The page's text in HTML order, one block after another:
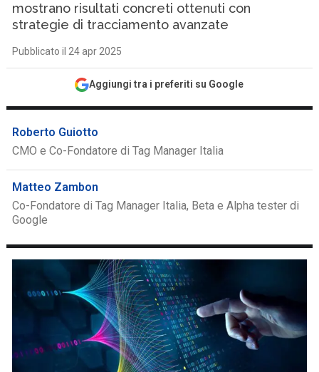
mostrano risultati concreti ottenuti con
strategie di tracciamento avanzate
Pubblicato il 24 apr 2025
Aggiungi tra i preferiti su Google
Roberto Guiotto
CMO e Co-Fondatore di Tag Manager Italia
Matteo Zambon
Co-Fondatore di Tag Manager Italia, Beta e Alpha tester di
Google